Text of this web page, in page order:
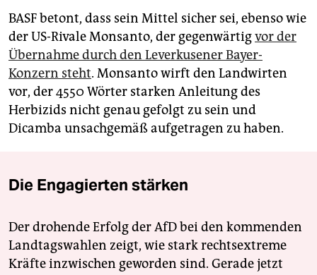
BASF betont, dass sein Mittel sicher sei, ebenso wie
der US-Rivale Monsanto, der gegenwärtigvor der
Übernahme durch den Leverkusener Bayer-
Konzern steht. Monsanto wirft den Landwirten
vor, der 4550 Wörter starken Anleitung des
Herbizids nicht genau gefolgt zu sein und
Dicamba unsachgemäß aufgetragen zu haben.
Die Engagierten stärken
Der drohende Erfolg der AfD bei den kommenden
Landtagswahlen zeigt, wie stark rechtsextreme
Kräfte inzwischen geworden sind. Gerade jetzt